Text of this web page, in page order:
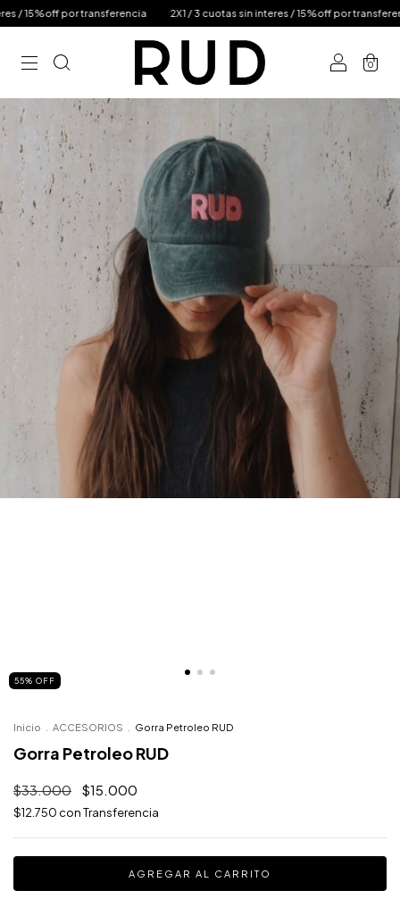
15%off por transferencia 2X1 / 3 cuotas sin interes / 15%off por transferencia
0
55% OFF
Inicio ACCESORIOS Gorra Petroleo RUD
Gorra Petroleo RUD
$33.000 $15.000
$12.750 conTransferencia